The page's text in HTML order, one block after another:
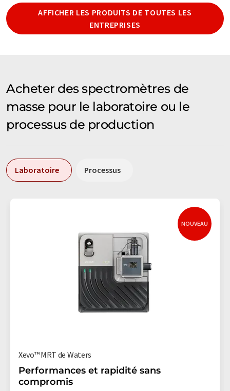
AFFICHER LES PRODUITS DE TOUTES LES
ENTREPRISES
Acheter des spectromètres de
masse pour le laboratoire ou le
processus de production
Laboratoire Processus
NOUVEAU
Xevo™ MRT de Waters
Performances et rapidité sans
compromis